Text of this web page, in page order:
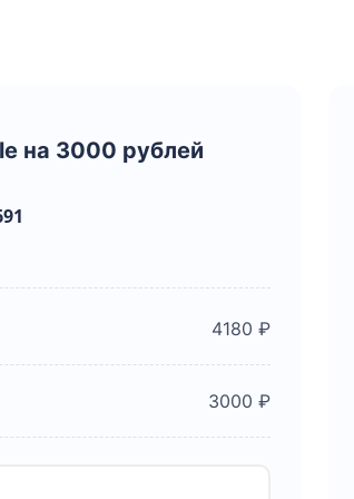
на 3000 рублей
4180 ₽
3000 ₽